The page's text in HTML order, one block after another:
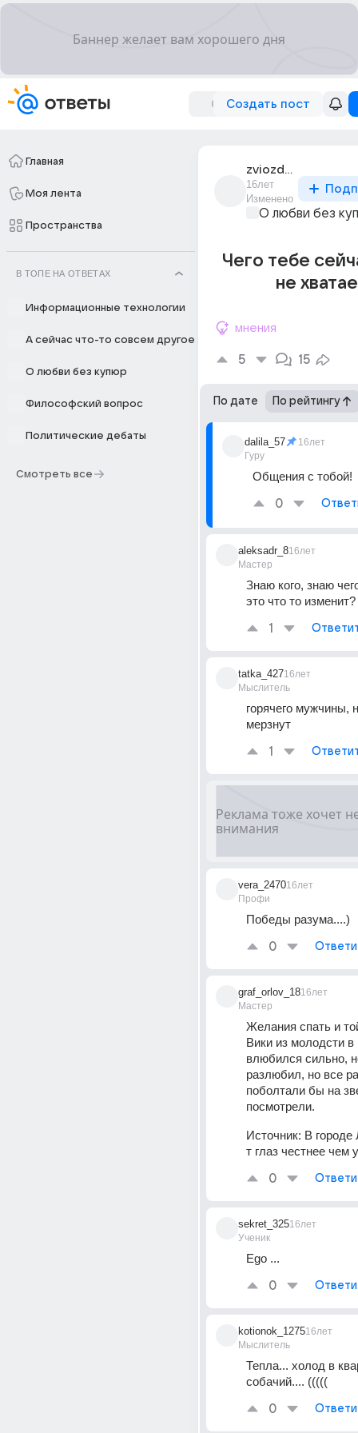
Создать пост
Главная
Моя лента
Пространства
В ТОПЕ НА ОТВЕТАХ
Информационные технологии
А сейчас что-то совсем другое
О любви без купюр
Философский вопрос
Политические дебаты
Смотреть все
zviozdochka_tm
16лет
Изменено
О любви без
Чего тебе
не
мнения
5 15
По дате По рейтингу
dalila_57
Гуру
16лет
Общения с тобой!
0
aleksadr_8
Мастер
16лет
Знаю кого, знаю
это что то изменит?
1
tatka_427
Мыслитель
16лет
горячего мужчины,
мерзнут
1
vera_2470
Профи
16лет
Победы разума....)
0
graf_orlov_18
Мастер
16лет
Желания спать и
Вики из молодсти в
влюбился сильно,
разлюбил, но все
поболтали бы на
посмотрели.
Источник: В городе
т глаз честнее чем
0
sekret_325
Ученик
16лет
Ego ...
0
kotionok_1275
Мыслитель
16лет
Тепла... холод в
собачий.... (((((
0